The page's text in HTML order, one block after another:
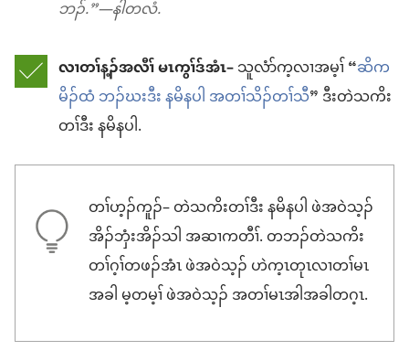
ဘၣ်.”—နါတလံ.
လၢတၢ်န့ၣ်အလီၢ် မၤကွၢ်ဒ်အံၤ–သူလံာ်က့လၢအမ့ၢ် “ဆိက
မိၣ်ထံ ဘၣ်ဃးဒီး နမိနပါ အတၢ်သိၣ်တၢ်သီ” ဒီးတဲသကိး
တၢ်ဒီး နမိနပါ.
တၢ်ဟ့ၣ်ကူၣ်– တဲသကိးတၢ်ဒီး နမိနပါ ဖဲအဝဲသ့ၣ်
အိၣ်ဘှံးအိၣ်သါ အဆၢကတီၢ်. တဘၣ်တဲသကိး
တၢ်ဂ့ၢ်တဖၣ်အံၤ ဖဲအဝဲသ့ၣ် ဟဲက့ၤတုၤလၢတၢ်မၤ
အခါ မ့တမ့ၢ် ဖဲအဝဲသ့ၣ် အတၢ်မၤအါအခါတဂ့ၤ.